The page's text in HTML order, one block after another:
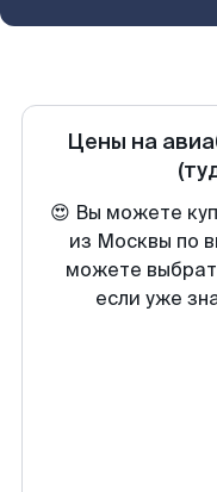
Цены на
😍 Вы можете
из Москвы по
можете
если уже